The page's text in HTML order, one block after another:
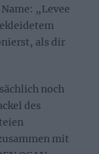
„Levee
als dir
noch
des
mit